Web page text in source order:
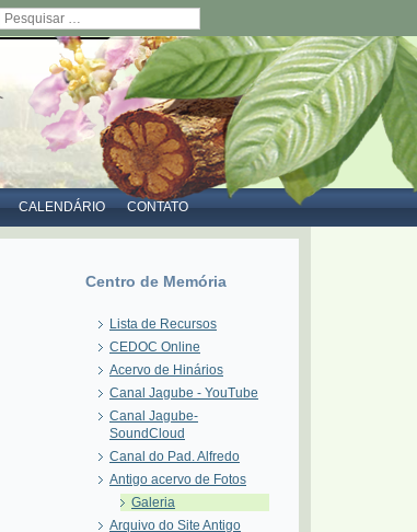
CALENDÁRIO CONTATO
Pesquisar
Centro de Memória
Lista de Recursos
CEDOC Online
Acervo de Hinários
Canal Jagube - YouTube
Canal Jagube-
SoundCloud
Canal do Pad. Alfredo
Antigo acervo de Fotos
Galeria
Arquivo do Site Antigo